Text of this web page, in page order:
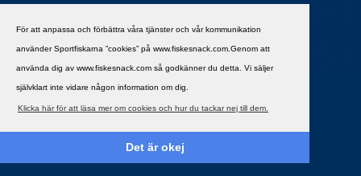
För att anpassa och förbättra våra tjänster och vår kommunikation
använder Sportfiskarna ”cookies” på www.fiskesnack.com.Genom att
använda dig av www.fiskesnack.com så godkänner du detta. Vi säljer
självklart inte vidare någon information om dig.
Klicka här för att läsa mer om cookies och hur du tackar nej till dem.
Det är okej